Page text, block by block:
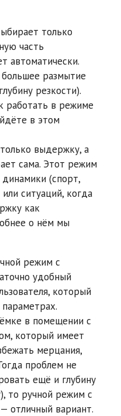
только
часть
автоматически.
размытие
резкости).
работать в режиме
в этом
выдержку, а
сама. Этот режим
(спорт,
ситуаций, когда
как
о нём мы
режим с
удобный
который
в помещении с
который имеет
мерцания,
проблем не
ещё и глубину
то ручной режим с
отличный вариант.